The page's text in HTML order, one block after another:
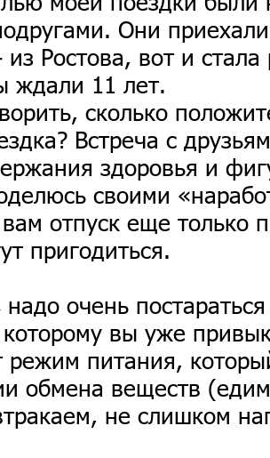
Они
Ростова, вот и стала
ждали 11 лет.
сколько
Встреча с
здоровья и
своими
отпуск еще только
пригодиться.
надо очень
вы уже
режим питания,
обмена веществ
не слишком